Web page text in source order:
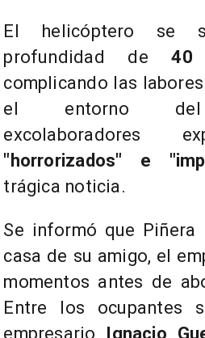
​El helicóptero se
profundidad de 40
complicando las
el entorno del
excolaboradores
"horrorizados" e
trágica noticia.
​Se informó que
casa de su amigo, el
momentos antes de
Entre los ocupantes
empresario Ignacio